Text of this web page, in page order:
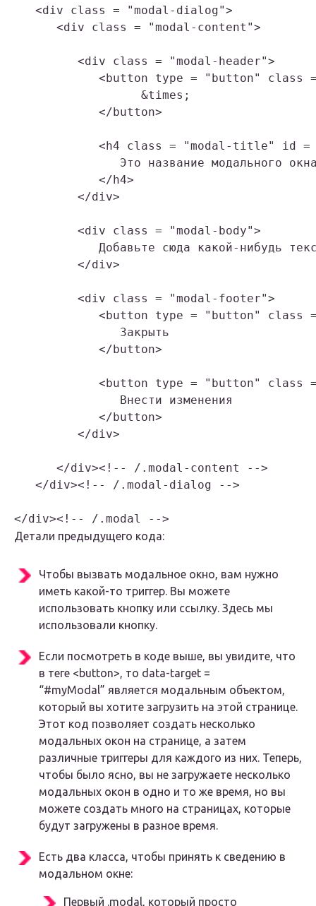
   <div class = "modal-dialog">
      <div class = "modal-content">
         <div class = "modal-header">
<button type = "button" class
                  &times;
            </button>
<h4 class = "modal-title" id =
Это название модального
            </h4>
         </div>
         <div class = "modal-body">
Добавьте сюда какой-нибудь
         </div>
         <div class = "modal-footer">
<button type = "button" class
               Закрыть
            </button>
<button type = "button" class
               Внести изменения
            </button>
         </div>
      </div><!-- /.modal-content -->
   </div><!-- /.modal-dialog -->
</div><!-- /.modal -->
Детали предыдущего кода:
Чтобы вызвать модальное окно, вам нужно
иметь какой-то триггер. Вы можете
использовать кнопку или ссылку. Здесь мы
использовали кнопку.
Если посмотреть в коде выше, вы увидите, что
в теге <button>, то data-target =
“#myModal” является модальным объектом,
который вы хотите загрузить на этой странице.
Этот код позволяет создать несколько
модальных окон на странице, а затем
различные триггеры для каждого из них. Теперь,
чтобы было ясно, вы не загружаете несколько
модальных окон в одно и то же время, но вы
можете создать много на страницах, которые
будут загружены в разное время.
Есть два класса, чтобы принять к сведению в
модальном окне:
Первый .modal, который просто